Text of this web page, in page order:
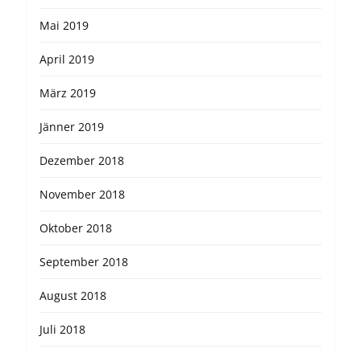
Mai 2019
April 2019
März 2019
Jänner 2019
Dezember 2018
November 2018
Oktober 2018
September 2018
August 2018
Juli 2018